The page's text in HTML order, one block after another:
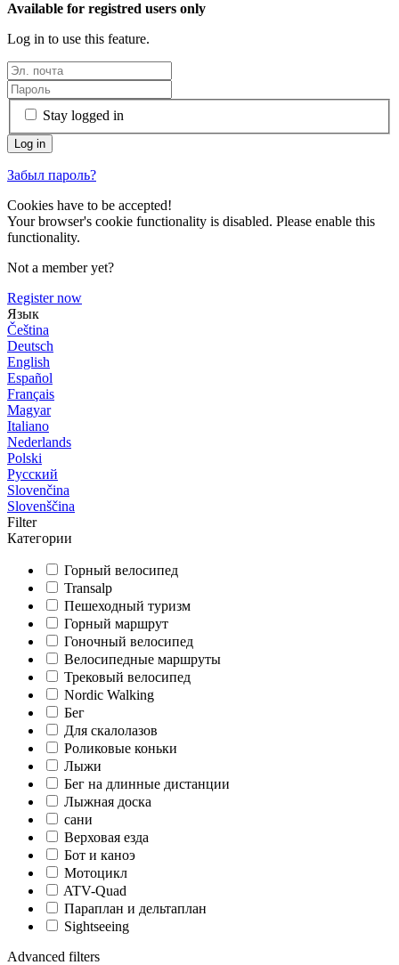
Available for registred users only
Log in to use this feature.
Stay logged in
Забыл пароль?
Cookies have to be accepted!
Your browser's cookie functionality is disabled. Please enable this
functionality.
Not a member yet?
Register now
Язык
Čeština
Deutsch
English
Español
Français
Magyar
Italiano
Nederlands
Polski
Русский
Slovenčina
Slovenščina
Filter
Категории
Горный велосипед
Transalp
Пешеходный туризм
Горный маршрут
Гоночный велосипед
Велосипедные маршруты
Трековый велосипед
Nordic Walking
Бег
Для скалолазов
Роликовые коньки
Лыжи
Бег на длинные дистанции
Лыжная доска
сани
Верховая езда
Бот и каноэ
Мотоцикл
ATV-Quad
Параплан и дельтаплан
Sightseeing
Advanced filters